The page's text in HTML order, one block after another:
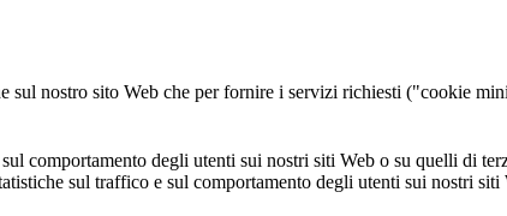
sul nostro sito Web che per fornire i servizi richiesti ("cookie
comportamento degli utenti sui nostri siti Web o su quelli di
sul traffico e sul comportamento degli utenti sui nostri